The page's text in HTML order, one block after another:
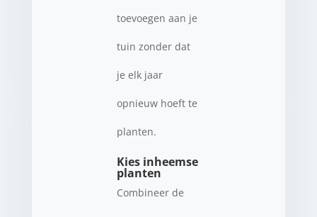
toevoegen aan je
tuin zonder dat
je elk jaar
opnieuw hoeft te
planten.
Kies inheemse
planten
Combineer de